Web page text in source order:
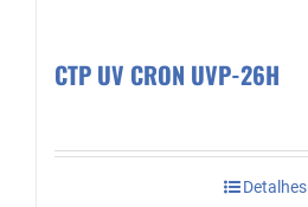
CTP UV CRON UVP-26H
Detalhes